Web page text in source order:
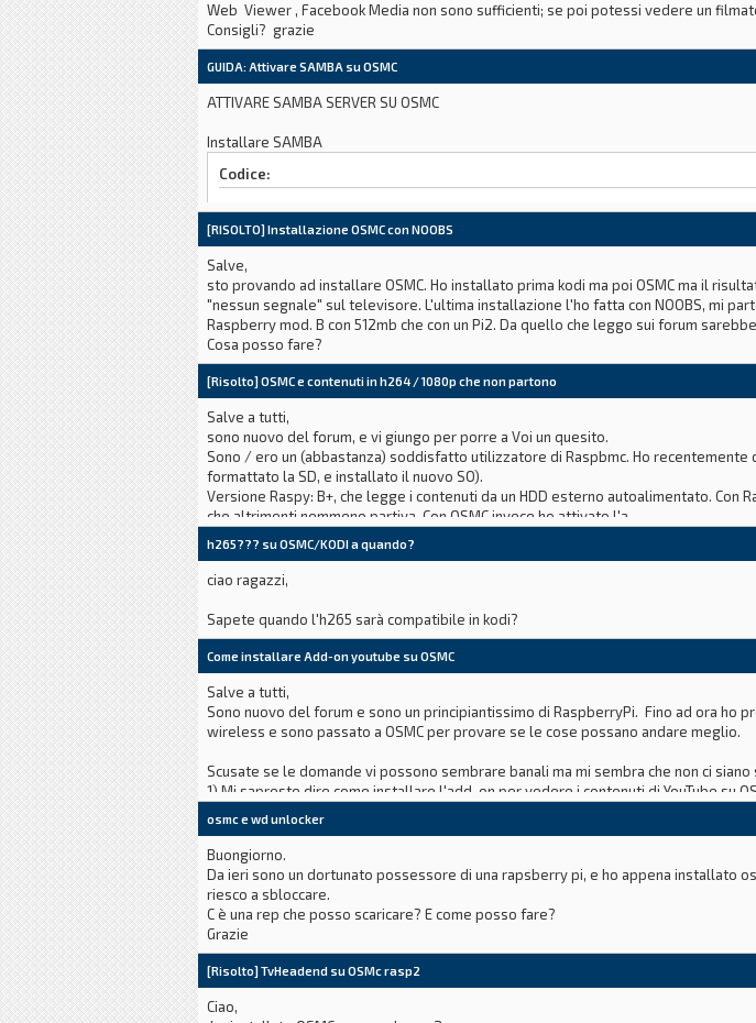
Web Viewer , Facebook Media non sono sufficienti; se poi potessi vedere un
Consigli? grazie
GUIDA: Attivare SAMBA su OSMC
ATTIVARE SAMBA SERVER SU OSMC
Installare SAMBA
Codice:
sudo apt-get install samba
Modificare il file di configurazione di SAMBA
Codice:
sudo nano /etc/samba/smb.conf
Inserire il seguente testo in fondo alla pagina
[code][global]
workgroup = WORKGROUP
usershare allow guests = yes
security=share
follow symlinks = yes
wide links = yes
unix extensions = no
lock directory = /var/cache/samba
[devices]
browsable = yes
[RISOLTO] Installazione OSMC con NOOBS
Salve,
sto provando ad installare OSMC. Ho installato prima kodi ma poi OSMC ma il
"nessun segnale" sul televisore. L'ultima installazione l'ho fatta con NOOBS, mi
Raspberry mod. B con 512mb che con un Pi2. Da quello che leggo sui forum
Cosa posso fare?
[Risolto] OSMC e contenuti in h264 / 1080p che non partono
Salve a tutti,
sono nuovo del forum, e vi giungo per porre a Voi un quesito.
Sono / ero un (abbastanza) soddisfatto utilizzatore di Raspbmc. Ho
formattato la SD, e installato il nuovo SO).
Versione Raspy: B+, che legge i contenuti da un HDD esterno autoalimentato. Con
che altrimenti nemmeno partiva. Con OSMC invece ho attivato l'a
h265??? su OSMC/KODI a quando?
ciao ragazzi,
Sapete quando l'h265 sarà compatibile in kodi?
Come installare Add-on youtube su OSMC
Salve a tutti,
Sono nuovo del forum e sono un principiantissimo di RaspberryPi. Fino ad ora ho
wireless e sono passato a OSMC per provare se le cose possano andare meglio.
Scusate se le domande vi possono sembrare banali ma mi sembra che non ci
1) Mi sapreste dire come installare l'add-on per vedere i contenuti di YouTube su
osmc e wd unlocker
Buongiorno.
Da ieri sono un dortunato possessore di una rapsberry pi, e ho appena installato
riesco a sbloccare.
C è una rep che posso scaricare? E come posso fare?
Grazie
[Risolto] TvHeadend su OSMc rasp2
Ciao,